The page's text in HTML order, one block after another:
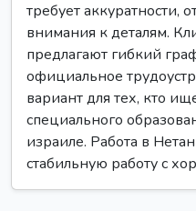
требует аккуратности,
внимания к деталям.
предлагают гибкий
официальное
вариант для тех, кто
специального
израиле. Работа в
стабильную работу с